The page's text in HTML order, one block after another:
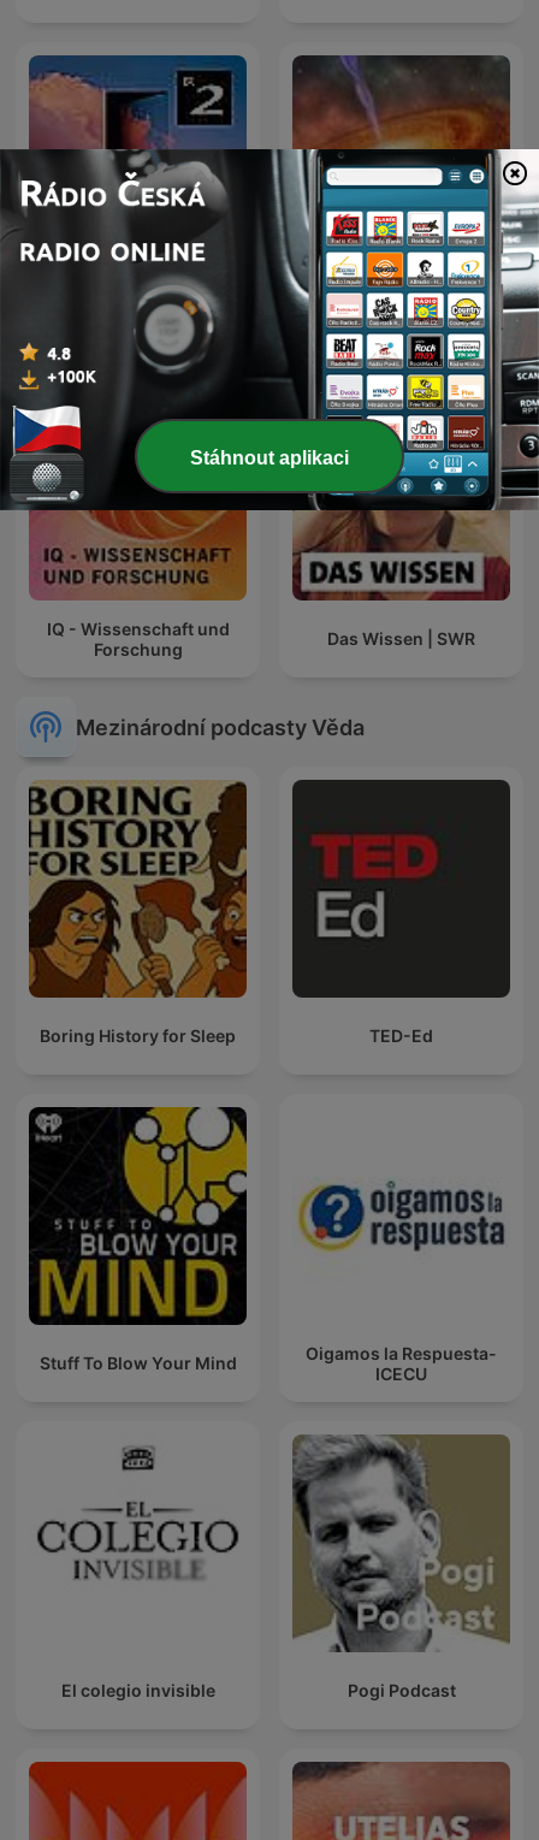
Radiowissen Planetárium
IQ - Wissenschaft und
Forschung
Das Wissen | SWR
Mezinárodní podcasty Věda
Boring History for Sleep TED-Ed
Stuff To Blow Your Mind
Oigamos la Respuesta-
ICECU
El colegio invisible Pogi Podcast
Stáhnout aplikaci